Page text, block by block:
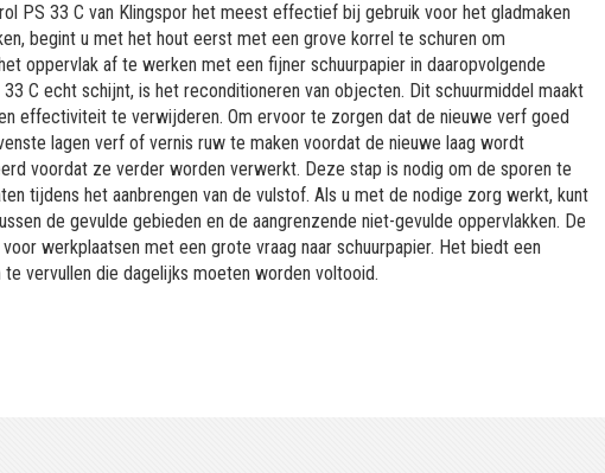
PS 33 C van Klingspor het meest effectief bij gebruik voor het gladmaken
begint u met het hout eerst met een grove korrel te schuren om
oppervlak af te werken met een fijner schuurpapier in daaropvolgende
C echt schijnt, is het reconditioneren van objecten. Dit schuurmiddel maakt
effectiviteit te verwijderen. Om ervoor te zorgen dat de nieuwe verf goed
lagen verf of vernis ruw te maken voordat de nieuwe laag wordt
voordat ze verder worden verwerkt. Deze stap is nodig om de sporen te
tijdens het aanbrengen van de vulstof. Als u met de nodige zorg werkt, kunt
de gevulde gebieden en de aangrenzende niet-gevulde oppervlakken. De
werkplaatsen met een grote vraag naar schuurpapier. Het biedt een
vervullen die dagelijks moeten worden voltooid.